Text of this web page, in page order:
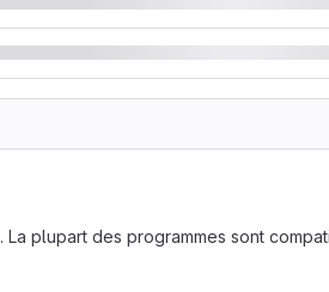
. La plupart des programmes sont